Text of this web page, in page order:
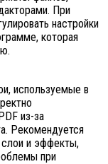
При
настройки
которая
используемые в
из-за
Рекомендуется
слои и эффекты,
при